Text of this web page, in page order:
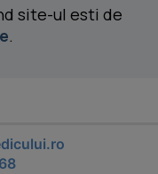
site-ul esti de
.